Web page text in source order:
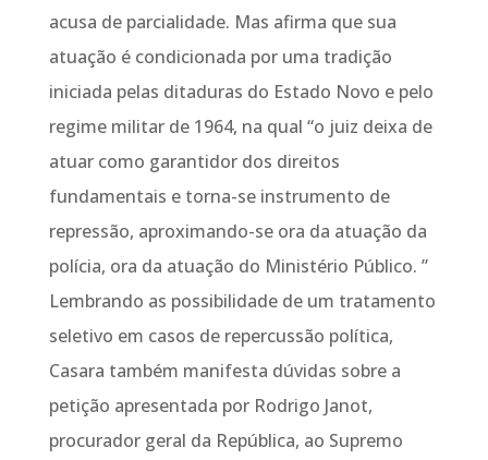
acusa de parcialidade. Mas afirma que sua
atuação é condicionada por uma tradição
iniciada pelas ditaduras do Estado Novo e pelo
regime militar de 1964, na qual “o juiz deixa de
atuar como garantidor dos direitos
fundamentais e torna-se instrumento de
repressão, aproximando-se ora da atuação da
polícia, ora da atuação do Ministério Público. ”
Lembrando as possibilidade de um tratamento
seletivo em casos de repercussão política,
Casara também manifesta dúvidas sobre a
petição apresentada por Rodrigo Janot,
procurador geral da República, ao Supremo